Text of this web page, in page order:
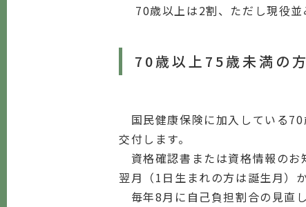
70歳以上は2割、ただし現役
70歳以上75歳未満の方
国民健康保険に加入している
交付します。
資格確認書または資格情報のお
翌月（1日生まれの方は誕生月）
毎年8月に自己負担割合の見直